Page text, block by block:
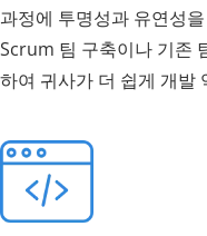
과정에 투명성과 유연성
Scrum 팀 구축이나 기존
하여 귀사가 더 쉽게 개발